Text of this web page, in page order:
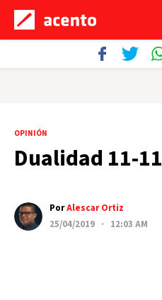
OPINIÓN
Dualidad 11-11
PorAlescar Ortiz
25/04/2019 · 12:03 AM